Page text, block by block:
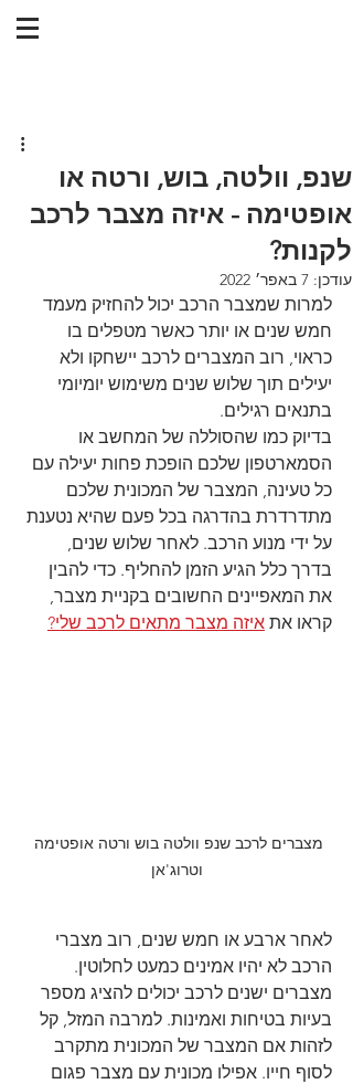
שנפ, וולטה, בוש, ורטה או
אופטימה - איזה מצבר לרכב
לקנות?
עודכן: 7 באפר׳ 2022
למרות שמצבר הרכב יכול להחזיק מעמד
חמש שנים או יותר כאשר מטפלים בו
כראוי, רוב המצברים לרכב יישחקו ולא
יעילים תוך שלוש שנים משימוש יומיומי
בתנאים רגילים.
בדיוק כמו שהסוללה של המחשב או
הסמארטפון שלכם הופכת פחות יעילה עם
כל טעינה, המצבר של המכונית שלכם
מתדרדרת בהדרגה בכל פעם שהיא נטענת
על ידי מנוע הרכב. לאחר שלוש שנים,
בדרך כלל הגיע הזמן להחליף. כדי להבין
את המאפיינים החשובים בקניית מצבר,
קראו את איזה מצבר מתאים לרכב שלי?
מצברים לרכב שנפ וולטה בוש ורטה אופטימה
וטרוג'אן
לאחר ארבע או חמש שנים, רוב מצברי
הרכב לא יהיו אמינים כמעט לחלוטין.
מצברים ישנים לרכב יכולים להציג מספר
בעיות בטיחות ואמינות. למרבה המזל, קל
לזהות אם המצבר של המכונית מתקרב
לסוף חייו. אפילו מכונית עם מצבר פגום